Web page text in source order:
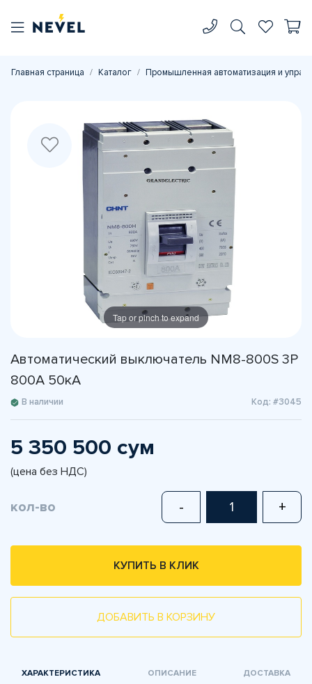
Главная страница Каталог Промышленная автоматизация и
Tap or pinch to expand
Автоматический выключатель NM8-800S 3P
800A 50кА
В наличии Код: #3045
5 350 500 сум
(цена без НДС)
кол-во - +
КУПИТЬ В КЛИК
ДОБАВИТЬ В КОРЗИНУ
ХАРАКТЕРИСТИКА ОПИСАНИЕ ДОСТАВКА